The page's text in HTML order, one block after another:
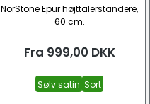
NorStone Epur højttalerstandere,
60 cm.
Fra 999,00 DKK
Sølv satin Sort